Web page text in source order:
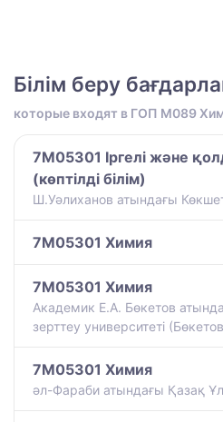
Білім беру
которые входят в ГОП M089
7M05301 Іргелі және
(көптілді білім)
Ш.Уәлиханов атындағы
7M05301 Химия
7M05301 Химия
Академик Е.А. Бөкетов
зерттеу университеті
7M05301 Химия
әл-Фараби атындағы Қазақ